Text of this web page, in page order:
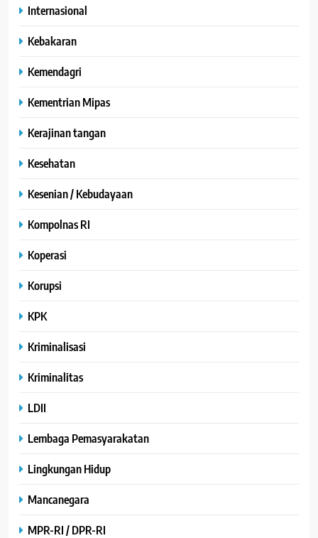
Internasional
Kebakaran
Kemendagri
Kementrian Mipas
Kerajinan tangan
Kesehatan
Kesenian / Kebudayaan
Kompolnas RI
Koperasi
Korupsi
KPK
Kriminalisasi
Kriminalitas
LDII
Lembaga Pemasyarakatan
Lingkungan Hidup
Mancanegara
MPR-RI / DPR-RI